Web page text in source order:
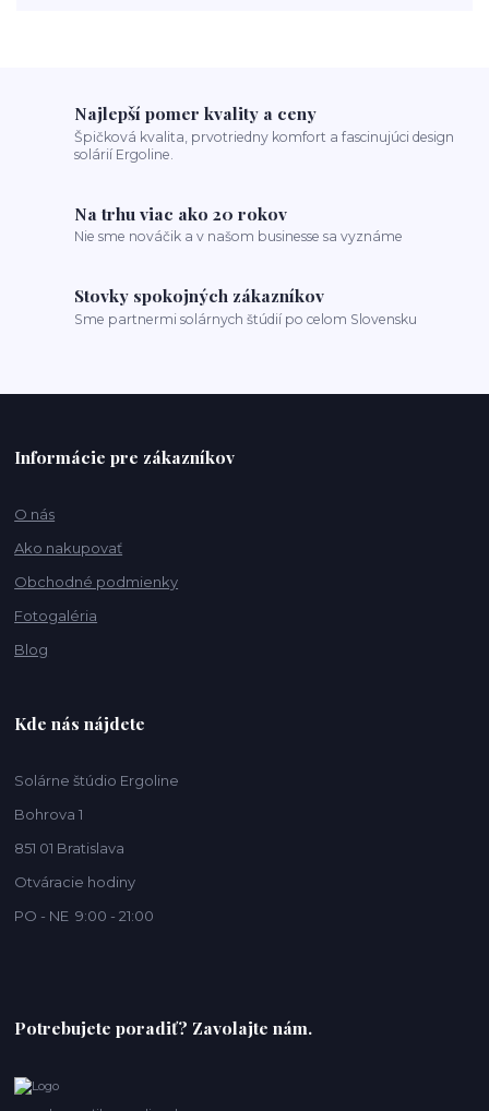
Najlepší pomer kvality a ceny
Špičková kvalita, prvotriedny komfort a fascinujúci design
solárií Ergoline.
Na trhu viac ako 20 rokov
Nie sme nováčik a v našom businesse sa vyznáme
Stovky spokojných zákazníkov
Sme partnermi solárnych štúdií po celom Slovensku
Informácie pre zákazníkov
O nás
Ako nakupovať
Obchodné podmienky
Fotogaléria
Blog
Kde nás nájdete
Solárne štúdio Ergoline
Bohrova 1
851 01 Bratislava
Otváracie hodiny
PO - NE 9:00 - 21:00
Potrebujete poradiť? Zavolajte nám.